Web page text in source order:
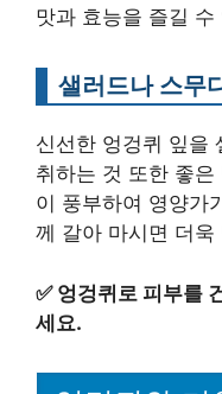
맛과 효능을 즐길 수
샐러드나 스무
신선한 엉겅퀴 잎을
취하는 것 또한 좋
이 풍부하여 영양가
께 갈아 마시면 더
✅ 엉겅퀴로 피부를
세요.